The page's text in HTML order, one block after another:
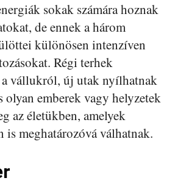
sokak számára hoznak
de ennek a három
különösen intenzíven
Régi terhek
vállukról, új utak nyílhatnak
olyan emberek vagy helyzetek
az életükben, amelyek
is meghatározóvá válhatnak.